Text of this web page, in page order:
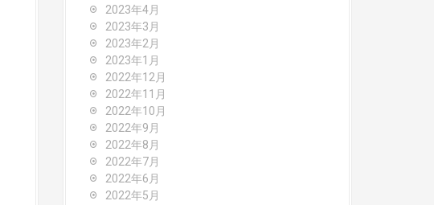
2023年4月
2023年3月
2023年2月
2023年1月
2022年12月
2022年11月
2022年10月
2022年9月
2022年8月
2022年7月
2022年6月
2022年5月